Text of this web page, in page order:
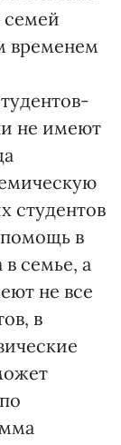
семей
временем
не имеют
студентов
помощь в
семье, а
не все
в